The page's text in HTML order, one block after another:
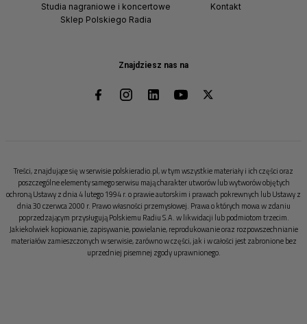
Znajdziesz nas na
Studia nagraniowe i koncertowe
Sklep Polskiego Radia
Kontakt
Treści, znajdujące się w serwisie polskieradio.pl, w tym wszystkie materiały i ich części oraz
poszczególne elementy samego serwisu mają charakter utworów lub wytworów objętych
ochroną Ustawy z dnia 4 lutego 1994 r. o prawie autorskim i prawach pokrewnych lub Ustawy z
dnia 30 czerwca 2000 r. Prawo własności przemysłowej. Prawa o których mowa w zdaniu
poprzedzającym przysługują Polskiemu Radiu S.A. w likwidacji lub podmiotom trzecim.
Jakiekolwiek kopiowanie, zapisywanie, powielanie, reprodukowanie oraz rozpowszechnianie
materiałów zamieszczonych w serwisie, zarówno w części, jak i w całości jest zabronione bez
uprzedniej pisemnej zgody uprawnionego.